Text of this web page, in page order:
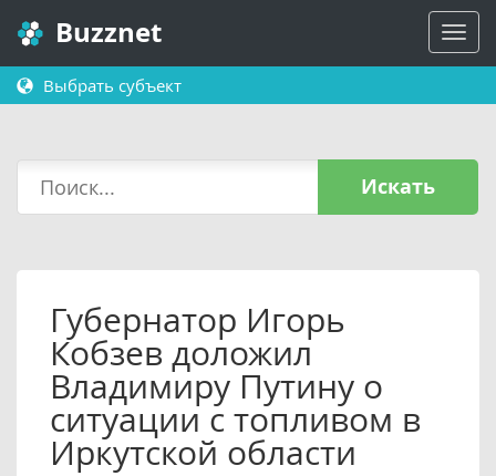
Buzznet
Выбрать субъект
Искать
Губернатор Игорь
Кобзев доложил
Владимиру Путину о
ситуации с топливом в
Иркутской области